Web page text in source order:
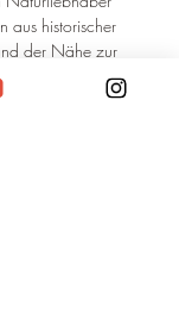
aus historischer
der Nähe zur
attraktiven